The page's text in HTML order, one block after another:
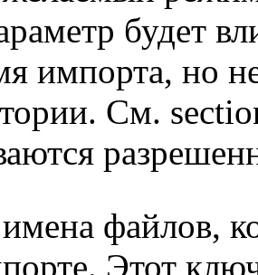
будет
импорта, но
См.
файлов,
Этот